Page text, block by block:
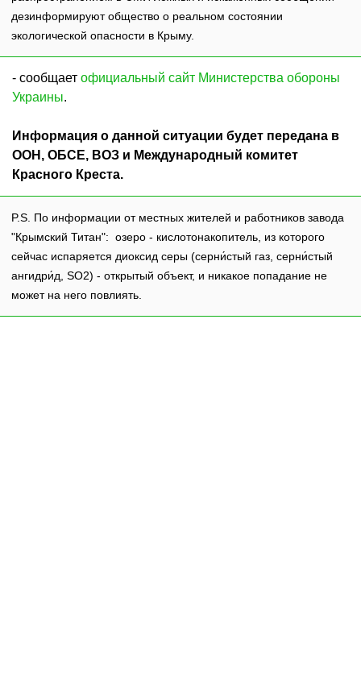
дезинформируют общество о реальном состоянии
экологической опасности в Крыму.
- сообщает официальный сайт Министерства обороны
Украины.
Информация о данной ситуации будет передана в
ООН, ОБСЕ, ВОЗ и Международный комитет
Красного Креста.
P.S. По информации от местных жителей и работников завода
"Крымский Титан": озеро - кислотонакопитель, из которого
сейчас испаряется диоксид серы (серни́стый газ, серни́стый
ангидри́д, SO2) - открытый объект, и никакое попадание не
может на него повлиять.